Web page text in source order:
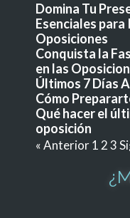
Domina Tu
Esenciales para
Oposiciones
Conquista la
en las
Últimos 7 Días
Cómo
Qué hacer el
oposición
« Anterior1 23